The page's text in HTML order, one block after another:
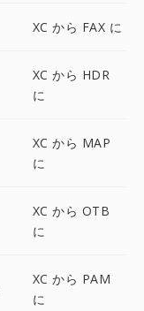
XC から FAX に
XC から HDR
に
XC から MAP
に
XC から OTB
に
XC から PAM
に